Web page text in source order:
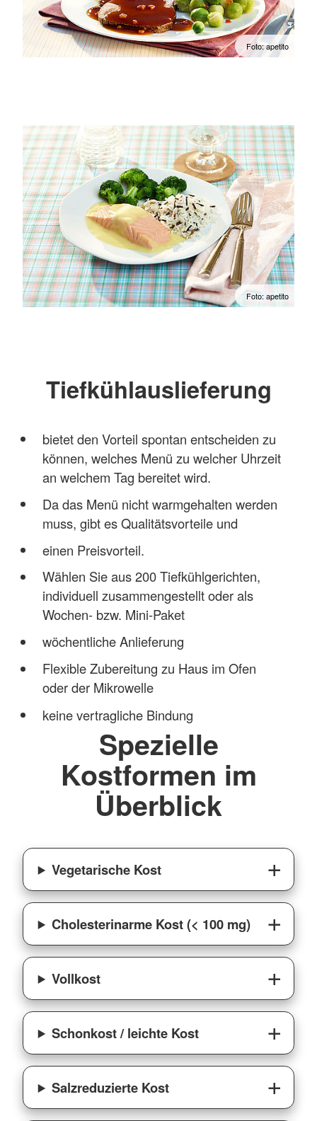
Foto: apetito
Foto: apetito
Tiefkühlauslieferung
bietet den Vorteil spontan entscheiden zu
können, welches Menü zu welcher Uhrzeit
an welchem Tag bereitet wird.
Da das Menü nicht warmgehalten werden
muss, gibt es Qualitätsvorteile und
einen Preisvorteil.
Wählen Sie aus 200 Tiefkühlgerichten,
individuell zusammengestellt oder als
Wochen- bzw. Mini-Paket
wöchentliche Anlieferung
Flexible Zubereitung zu Haus im Ofen
oder der Mikrowelle
keine vertragliche Bindung
Spezielle
Kostformen im
Überblick
Vegetarische Kost
Cholesterinarme Kost (< 100 mg)
Vollkost
Schonkost / leichte Kost
Salzreduzierte Kost